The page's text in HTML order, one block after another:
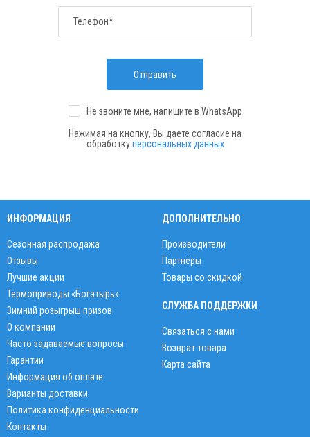
Телефон*
Отправить
Не звоните мне, напишите в WhatsApp
Нажимая на кнопку, Вы даете согласие на
обработкуперсональных данных
ИНФОРМАЦИЯ
Сезонная распродажа
Отзывы
Лучшие акции
Термоприводы «Богатырь»
Зимний розыгрыш призов
О компании
Часто задаваемые вопросы
Гарантии
Информация об оплате
Варианты доставки
Политика конфиденциальности
Контакты
ДОПОЛНИТЕЛЬНО
Производители
Партнёры
Товары со скидкой
СЛУЖБА ПОДДЕРЖКИ
Связаться с нами
Возврат товара
Карта сайта